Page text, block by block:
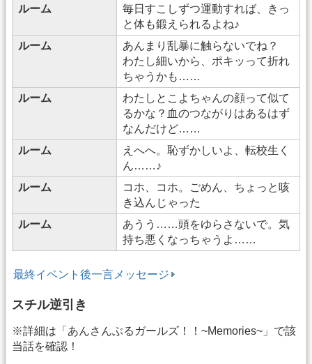
ルーム
毎日すこしずつ運動すれば、きっ
と体も鍛えられるよね♪
ルーム
あんまり乱暴に触らないでね？
わたし細いから、ポキッって折れ
ちゃうかも……
ルーム
わたしとこよちゃんの顔って似て
るかな？血のつながりはあるはず
なんだけど……
ルーム
えへへ。恥ずかしいよ、転校生く
ん……♪
ルーム
コホ、コホ。ごめん、ちょっと咳
き込んじゃった
ルーム
あうう……頭をゆらさないで。気
持ち悪くなっちゃうよ……
最終イベント後一言メッセージ
スチル逆引き
※詳細は「あんさんぶるガールズ！！~Memories~」で該
当話を確認！